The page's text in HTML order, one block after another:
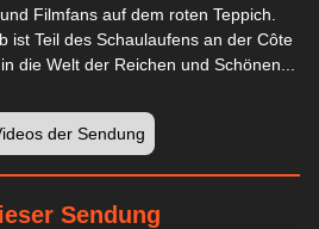
Filmfans auf dem roten Teppich.
ist Teil des Schaulaufens an der Côte
die Welt der Reichen und Schönen...
der Sendung
Sendung